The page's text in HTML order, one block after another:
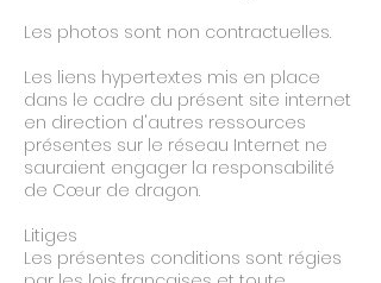
Les photos sont non contractuelles.
Les liens hypertextes mis en place
dans le cadre du présent site internet
en direction d'autres ressources
présentes sur le réseau Internet ne
sauraient engager la responsabilité
de Cœur de dragon.
Litiges
Les présentes conditions sont régies